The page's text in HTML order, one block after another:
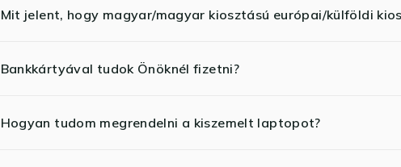
Mit jelent, hogy magyar/magyar kiosztású európai/külföldi
Bankkártyával tudok Önöknél fizetni?
Hogyan tudom megrendelni a kiszemelt laptopot?